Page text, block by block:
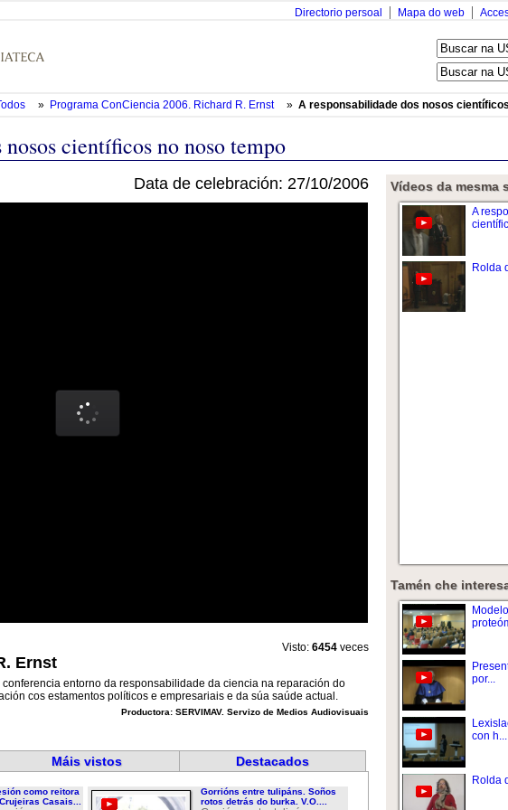
Mapa do web
Directorio persoal
» Programa ConCiencia 2006. Richard R. Ernst » A responsabilidade dos nosos
científicos no noso tempo
Data de celebración: 27/10/2006
Visto: 6454 veces
Ernst
entorno da responsabilidade da ciencia na reparación do
cos estamentos políticos e empresariais e da súa saúde actual.
Productora: SERVIMAV. Servizo de Medios Audiovisuais
Máis vistos Destacados
como reitora
Casais...
Gorrións entre tulipáns. Soños
rotos detrás do burka. V.O....
Vídeos da mesma
A
Rolda
Tamén che
por...
con h...
Rolda